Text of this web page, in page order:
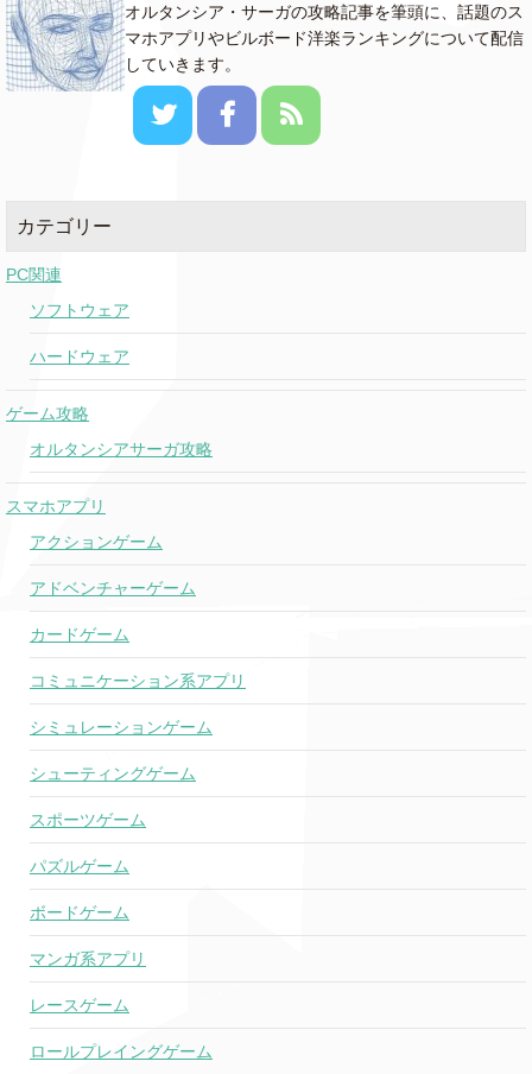
オルタンシア・サーガの攻略記事を筆頭に、話題のス
マホアプリやビルボード洋楽ランキングについて配信
していきます。
カテゴリー
PC関連
ソフトウェア
ハードウェア
ゲーム攻略
オルタンシアサーガ攻略
スマホアプリ
アクションゲーム
アドベンチャーゲーム
カードゲーム
コミュニケーション系アプリ
シミュレーションゲーム
シューティングゲーム
スポーツゲーム
パズルゲーム
ボードゲーム
マンガ系アプリ
レースゲーム
ロールプレイングゲーム